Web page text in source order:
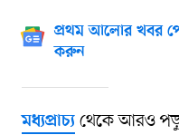
প্রথম আলোর খবর
করুন
মধ্যপ্রাচ্যথেকে আরও